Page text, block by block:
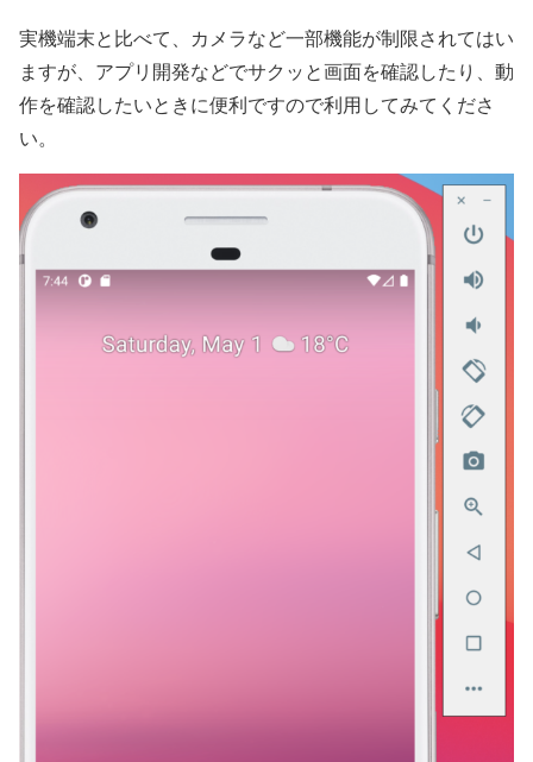
実機端末と比べて、 カメラなど一部機能が制限されてはい
ますが、アプリ開発などでサクッと画面を確認したり、動
作を確認したいときに便利ですので利用してみてくださ
い。